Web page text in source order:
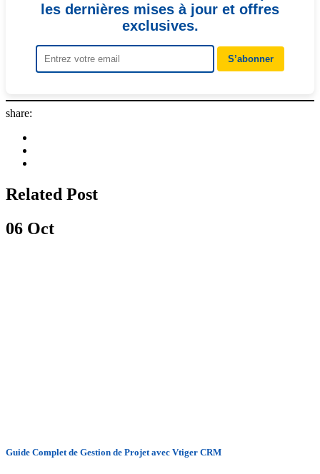
les dernières mises à jour et offres
exclusives.
S’abonner
share:
Related Post
06 Oct
Guide Complet de Gestion de Projet avec Vtiger CRM